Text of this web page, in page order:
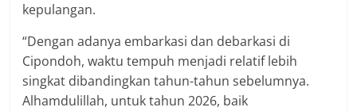
kepulangan.
“Dengan adanya embarkasi dan debarkasi di
Cipondoh, waktu tempuh menjadi relatif lebih
singkat dibandingkan tahun-tahun sebelumnya.
Alhamdulillah, untuk tahun 2026, baik